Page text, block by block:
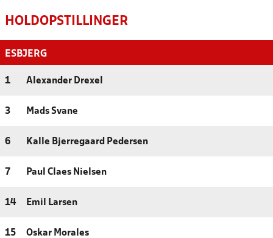
HOLDOPSTILLINGER
ESBJERG
1 Alexander Drexel
3 Mads Svane
6 Kalle Bjerregaard Pedersen
7 Paul Claes Nielsen
14 Emil Larsen
15 Oskar Morales